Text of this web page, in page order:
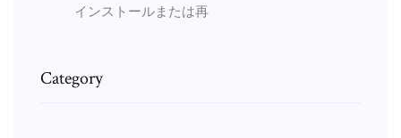
インストールまたは再
Category